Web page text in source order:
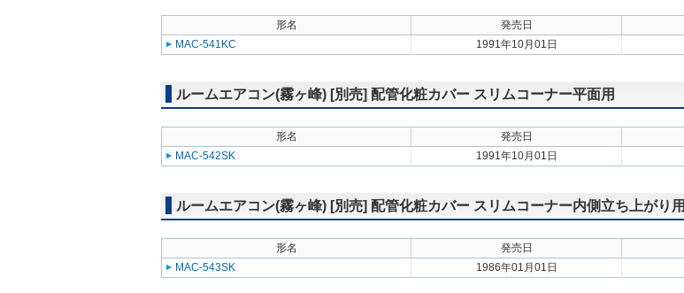
形名 発売日
MAC-541KC
1991年10月01日
ルームエアコン(霧ヶ峰) [別売] 配管化粧カバー スリムコーナー平面用
形名 発売日
MAC-542SK
1991年10月01日
ルームエアコン(霧ヶ峰) [別売] 配管化粧カバー スリムコーナー内側立ち上がり用
形名 発売日
MAC-543SK
1986年01月01日